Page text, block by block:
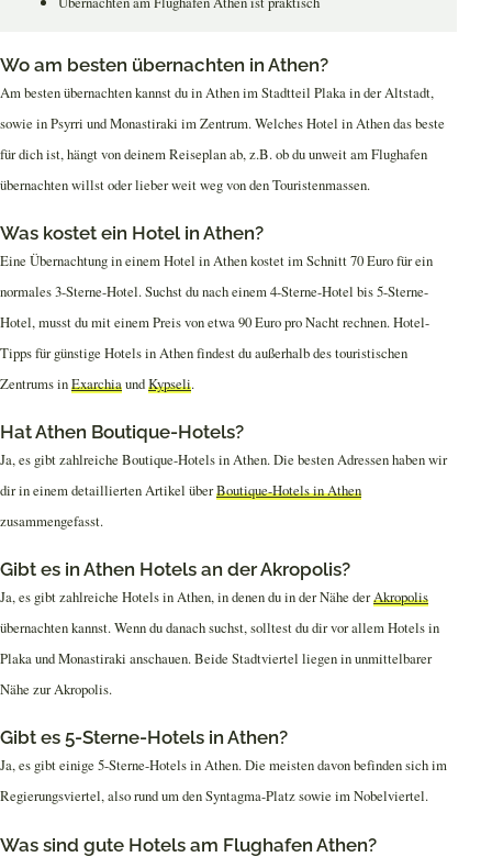
Wo am besten übernachten in Athen?
Am besten übernachten kannst du in Athen im Stadtteil Plaka in der Altstadt,
sowie in Psyrri und Monastiraki im Zentrum. Welches Hotel in Athen das beste
für dich ist, hängt von deinem Reiseplan ab, z.B. ob du unweit am Flughafen
übernachten willst oder lieber weit weg von den Touristenmassen.
Was kostet ein Hotel in Athen?
Eine Übernachtung in einem Hotel in Athen kostet im Schnitt 70 Euro für ein
normales 3-Sterne-Hotel. Suchst du nach einem 4-Sterne-Hotel bis 5-Sterne-
Hotel, musst du mit einem Preis von etwa 90 Euro pro Nacht rechnen. Hotel-
Tipps für günstige Hotels in Athen findest du außerhalb des touristischen
Zentrums inExarchiaundKypseli.
Hat Athen Boutique-Hotels?
Ja, es gibt zahlreiche Boutique-Hotels in Athen. Die besten Adressen haben wir
dir in einem detaillierten Artikel überBoutique-Hotels in Athen
zusammengefasst.
Gibt es in Athen Hotels an der Akropolis?
Ja, es gibt zahlreiche Hotels in Athen, in denen du in der Nähe derAkropolis
übernachten kannst. Wenn du danach suchst, solltest du dir vor allem Hotels in
Plaka und Monastiraki anschauen. Beide Stadtviertel liegen in unmittelbarer
Nähe zur Akropolis.
Gibt es 5-Sterne-Hotels in Athen?
Ja, es gibt einige 5-Sterne-Hotels in Athen. Die meisten davon befinden sich im
Regierungsviertel, also rund um den Syntagma-Platz sowie im Nobelviertel.
Was sind gute Hotels am Flughafen Athen?